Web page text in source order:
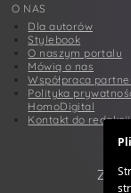
O NAS
Dla autorów
Stylebook
O naszym portalu
Mówią o nas
Współpraca
Polityka
HomoDigital
Kontakt do redakcji